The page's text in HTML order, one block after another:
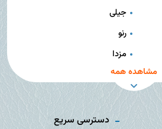
جیلی
رنو
مزدا
مشاهده همه
دسترسی سریع